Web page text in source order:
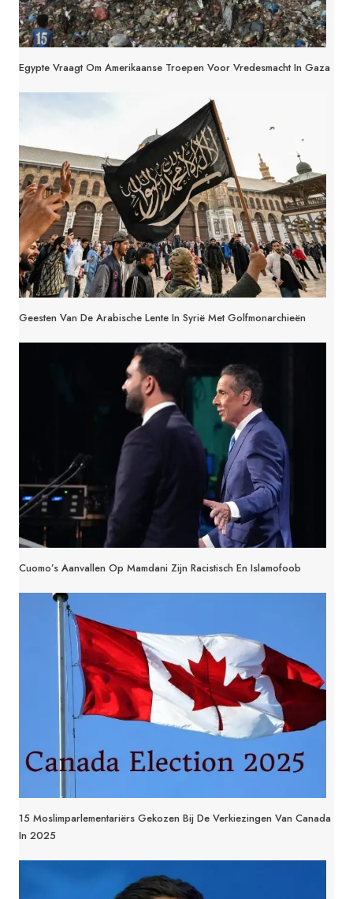
Egypte Vraagt Om Amerikaanse Troepen Voor Vredesmacht In Gaza
Geesten Van De Arabische Lente In Syrië Met Golfmonarchieën
Cuomo’s Aanvallen Op Mamdani Zijn Racistisch En Islamofoob
15 Moslimparlementariërs Gekozen Bij De Verkiezingen Van Canada
In 2025